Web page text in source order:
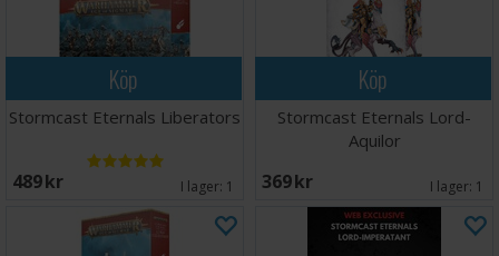
Köp
Stormcast Eternals Liberators
489 SEK I lager: 1
Köp
Stormcast Eternals Lord-
Aquilor
369 SEK I lager: 1